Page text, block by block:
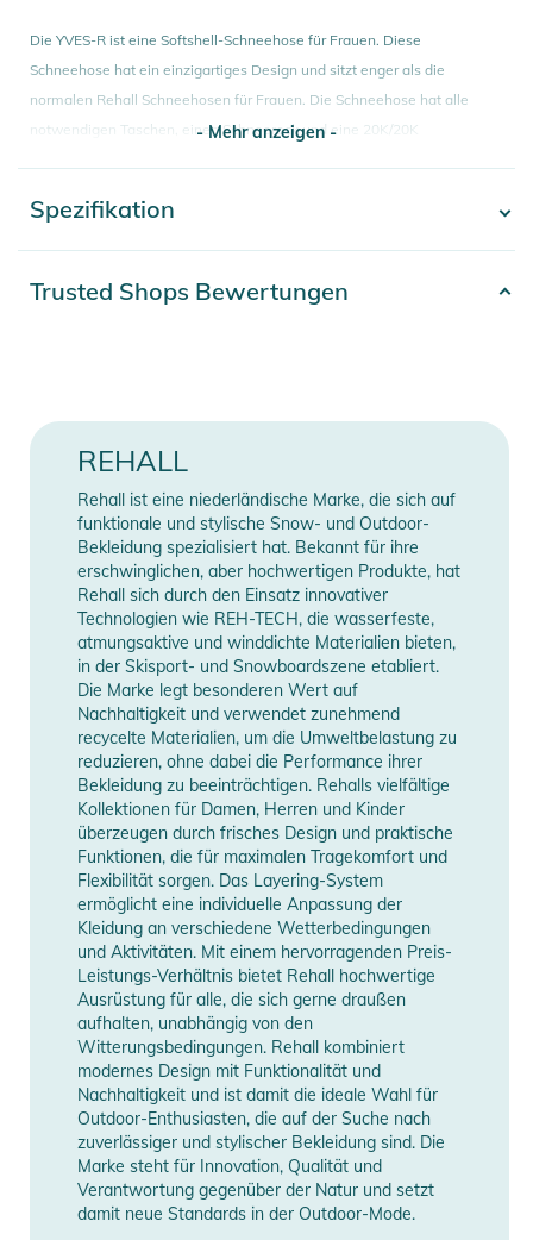
Die YVES-R ist eine Softshell-Schneehose für Frauen. Diese
Schneehose hat ein einzigartiges Design und sitzt enger als die
normalen Rehall Schneehosen für Frauen. Die Schneehose hat alle
notwendigen Taschen, einen Schneerock und eine 20K/20K
Produktinformationen und
Sicherheitshinweise
Gebrauchsanweisungen, Sicherheitshinweise und Warnungen
- Mehr anzeigen -
Spezifikation
Erscheinungsjahr 2025
Gender Women
Manufacturer
Information
Herstellerangaben anzeigen
Trusted Shops Bewertungen
REHALL
Rehall ist eine niederländische Marke, die sich auf
funktionale und stylische Snow- und Outdoor-
Bekleidung spezialisiert hat. Bekannt für ihre
erschwinglichen, aber hochwertigen Produkte, hat
Rehall sich durch den Einsatz innovativer
Technologien wie REH-TECH, die wasserfeste,
atmungsaktive und winddichte Materialien bieten,
in der Skisport- und Snowboardszene etabliert.
Die Marke legt besonderen Wert auf
Nachhaltigkeit und verwendet zunehmend
recycelte Materialien, um die Umweltbelastung zu
reduzieren, ohne dabei die Performance ihrer
Bekleidung zu beeinträchtigen. Rehalls vielfältige
Kollektionen für Damen, Herren und Kinder
überzeugen durch frisches Design und praktische
Funktionen, die für maximalen Tragekomfort und
Flexibilität sorgen. Das Layering-System
ermöglicht eine individuelle Anpassung der
Kleidung an verschiedene Wetterbedingungen
und Aktivitäten. Mit einem hervorragenden Preis-
Leistungs-Verhältnis bietet Rehall hochwertige
Ausrüstung für alle, die sich gerne draußen
aufhalten, unabhängig von den
Witterungsbedingungen. Rehall kombiniert
modernes Design mit Funktionalität und
Nachhaltigkeit und ist damit die ideale Wahl für
Outdoor-Enthusiasten, die auf der Suche nach
zuverlässiger und stylischer Bekleidung sind. Die
Marke steht für Innovation, Qualität und
Verantwortung gegenüber der Natur und setzt
damit neue Standards in der Outdoor-Mode.